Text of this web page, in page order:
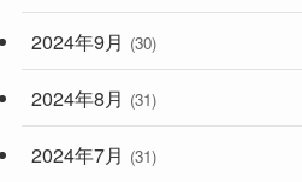
2024年9月 (30)
2024年8月 (31)
2024年7月 (31)